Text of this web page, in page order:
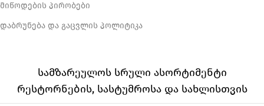
მიწოდების პირობები
დაბრუნება და გაცვლის პოლიტიკა
სამზარეულოს სრული ასორტიმენტი
რესტორნების, სასტუმროსა და სახლისთვის